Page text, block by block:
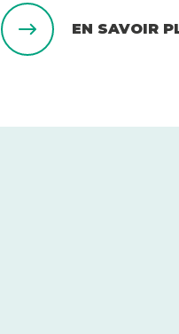
EN SAVOIR